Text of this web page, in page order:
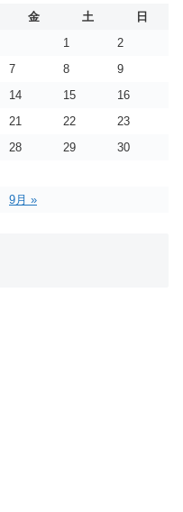
金 土
日
1
2
7 8
9
14 15
16
21 22
23
28 29
30
9月 »